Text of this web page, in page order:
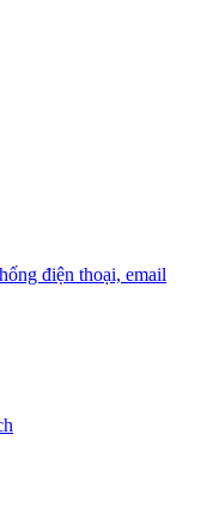
điện thoại, email